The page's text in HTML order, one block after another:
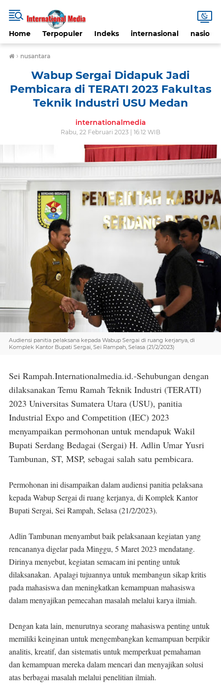
Home Terpopuler Indeks internasional nasional
› nusantara
Wabup Sergai Didapuk Jadi
Pembicara di TERATI 2023 Fakultas
Teknik Industri USU Medan
internationalmedia
Rabu, 22 Februari 2023 | 16:12 WIB
Audiensi panitia pelaksana kepada Wabup Sergai di ruang kerjanya, di
Komplek Kantor Bupati Sergai, Sei Rampah, Selasa (21/2/2023)
Sei Rampah.Internationalmedia.id.-Sehubungan dengan
dilaksanakan Temu Ramah Teknik Industri (TERATI)
2023 Universitas Sumatera Utara (USU), panitia
Industrial Expo and Competition (IEC) 2023
menyampaikan permohonan untuk mendapuk Wakil
Bupati Serdang Bedagai (Sergai) H. Adlin Umar Yusri
Tambunan, ST, MSP, sebagai salah satu pembicara.
Permohonan ini disampaikan dalam audiensi panitia pelaksana
kepada Wabup Sergai di ruang kerjanya, di Komplek Kantor
Bupati Sergai, Sei Rampah, Selasa (21/2/2023).
Adlin Tambunan menyambut baik pelaksanaan kegiatan yang
rencananya digelar pada Minggu, 5 Maret 2023 mendatang.
Dirinya menyebut, kegiatan semacam ini penting untuk
dilaksanakan. Apalagi tujuannya untuk membangun sikap kritis
pada mahasiswa dan meningkatkan kemampuan mahasiswa
dalam menyajikan pemecahan masalah melalui karya ilmiah.
Dengan kata lain, menurutnya seorang mahasiswa penting untuk
memiliki keinginan untuk mengembangkan kemampuan berpikir
analitis, kreatif, dan sistematis untuk memperkuat pemahaman
dan kemampuan mereka dalam mencari dan menyajikan solusi
atas berbagai masalah melalui penelitian ilmiah.